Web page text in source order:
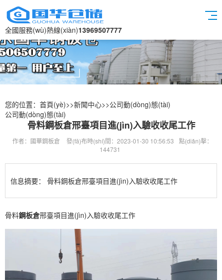
全國服務(wù)熱線(xiàn)13969507777
您的位置： 首頁(yè)>>新聞中心>>公司動(dòng)態(tài)
公司動(dòng)態(tài)
骨料鋼板倉邢臺項目進(jìn)入驗收收尾工作
作者：國華鋼板倉 發(fā)布時(shí)間：2023-01-30 10:56:53
點(diǎn)擊：
144731
信息摘要： 骨料鋼板倉邢臺項目進(jìn)入驗收收尾工作
骨料鋼板倉邢臺項目進(jìn)入驗收收尾工作